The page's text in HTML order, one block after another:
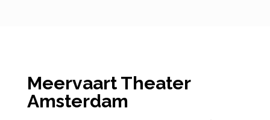
Meervaart Theater
Amsterdam